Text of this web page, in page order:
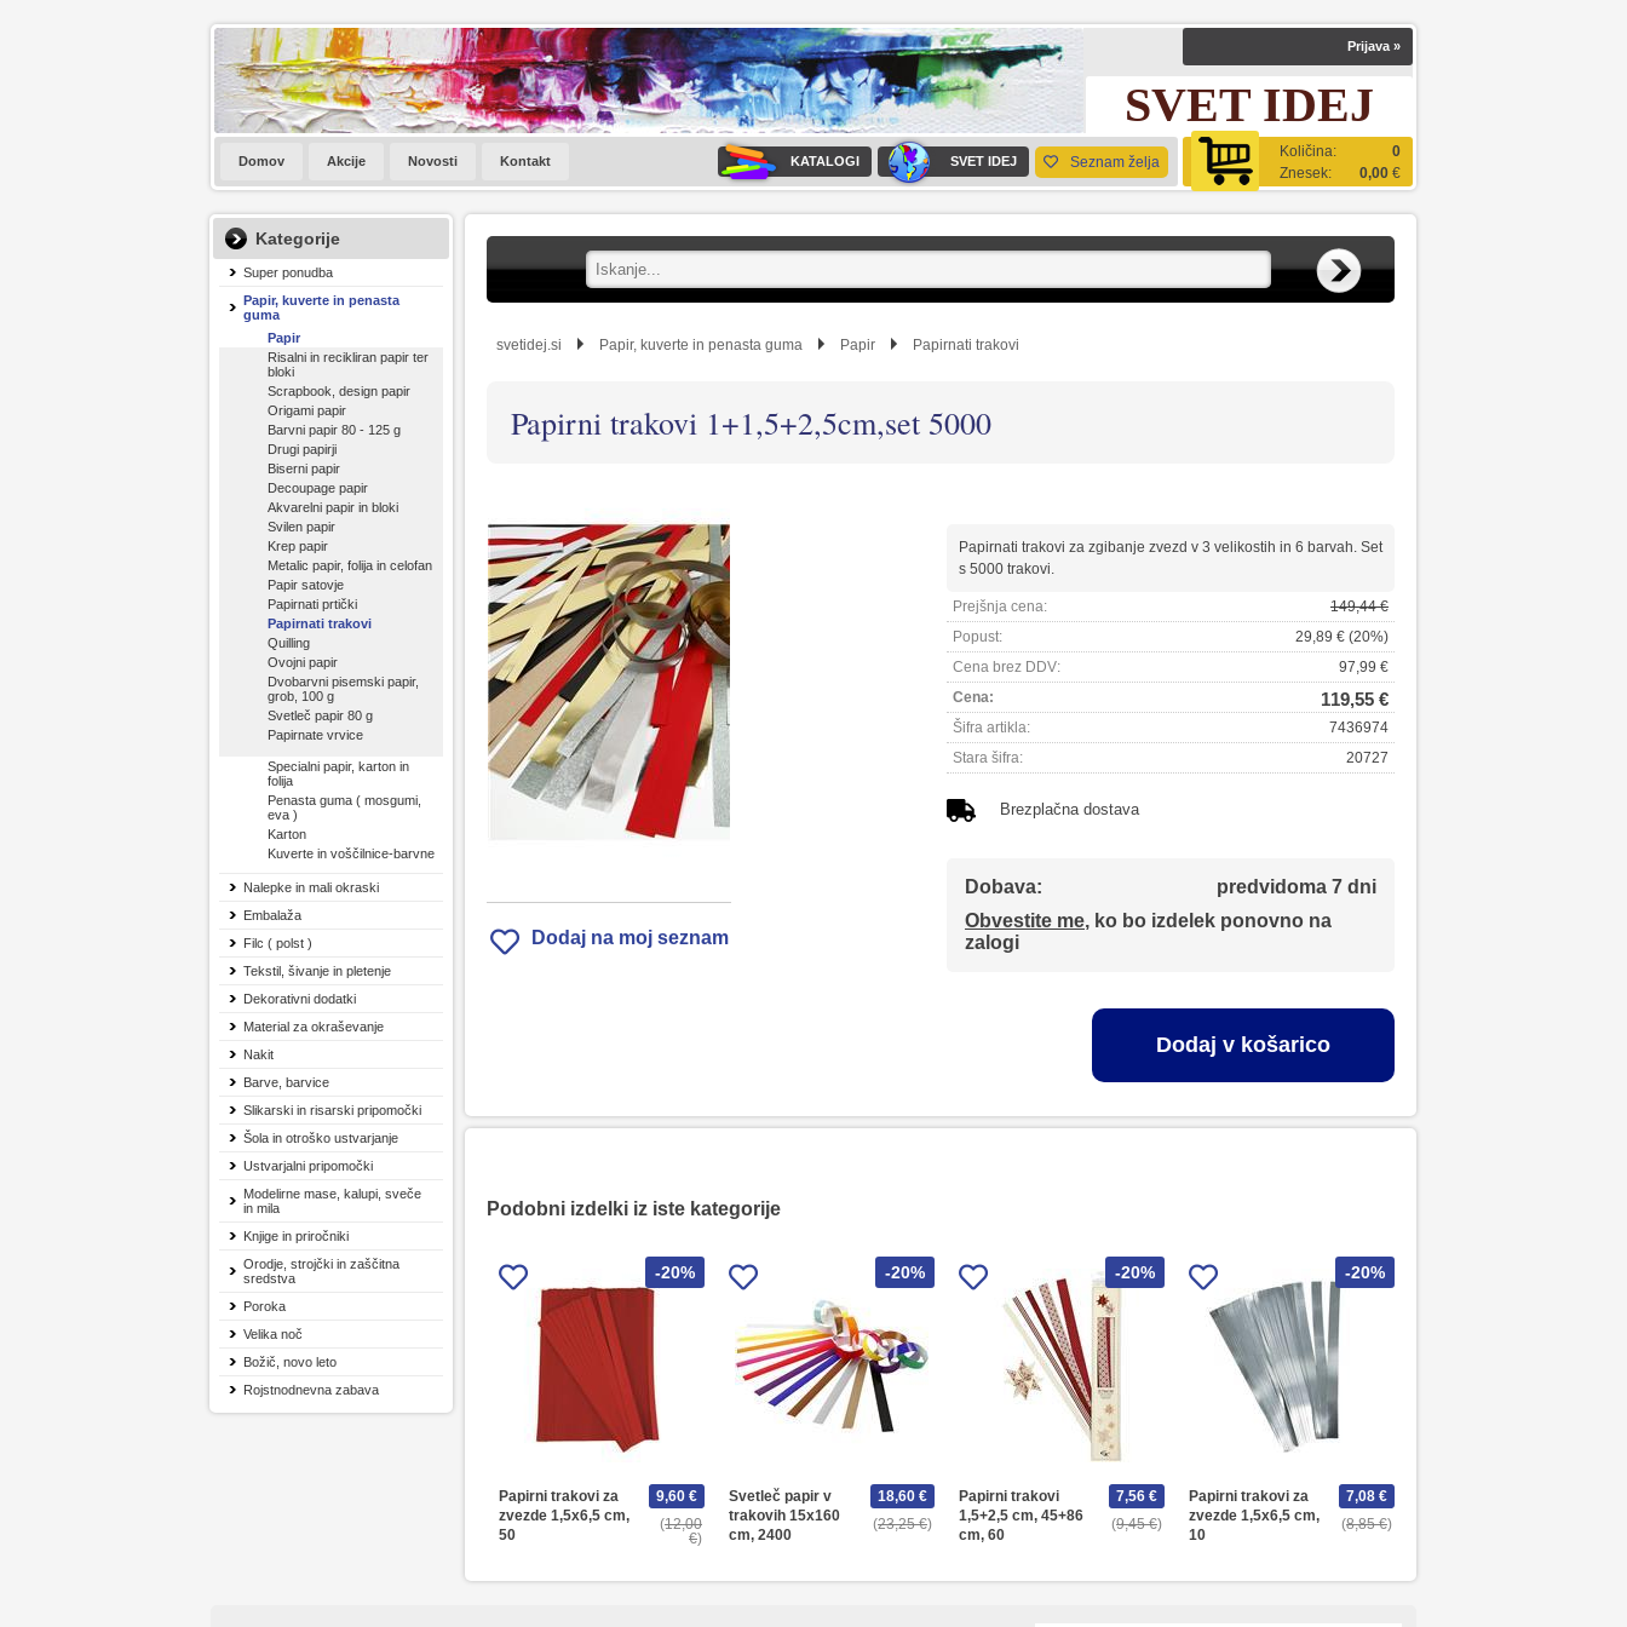
Prijava »
SVET IDEJ
Količina:
0
Znesek:
0,00 €
Domov Akcije Novosti Kontakt KATALOGI SVET IDEJ Seznam želja
Kategorije
Super ponudba
Papir, kuverte in penasta
guma
Papir
Risalni in recikliran papir ter
bloki
Scrapbook, design papir
Origami papir
Barvni papir 80 - 125 g
Drugi papirji
Biserni papir
Decoupage papir
Akvarelni papir in bloki
Svilen papir
Krep papir
Metalic papir, folija in celofan
Papir satovje
Papirnati prtički
Papirnati trakovi
Quilling
Ovojni papir
Dvobarvni pisemski papir,
grob, 100 g
Svetleč papir 80 g
Papirnate vrvice
Specialni papir, karton in
folija
Penasta guma ( mosgumi,
eva )
Karton
Kuverte in voščilnice-barvne
Nalepke in mali okraski
Embalaža
Filc ( polst )
Tekstil, šivanje in pletenje
Dekorativni dodatki
Material za okraševanje
Nakit
Barve, barvice
Slikarski in risarski pripomočki
Šola in otroško ustvarjanje
Ustvarjalni pripomočki
Modelirne mase, kalupi, sveče
in mila
Knjige in priročniki
Orodje, strojčki in zaščitna
sredstva
Poroka
Velika noč
Božič, novo leto
Rojstnodnevna zabava
svetidej.si Papir, kuverte in penasta guma Papir Papirnati trakovi
Papirni trakovi 1+1,5+2,5cm,set 5000
Dodaj na moj seznam
Papirnati trakovi za zgibanje zvezd v 3 velikostih in 6 barvah. Set
s 5000 trakovi.
Prejšnja cena:
149,44 €
Popust:
29,89 € (20%)
Cena brez DDV:
97,99 €
Cena:
119,55 €
Šifra artikla:
7436974
Stara šifra:
20727
Brezplačna dostava
Dobava:
predvidoma 7 dni
Obvestite me, ko bo izdelek ponovno na
zalogi
Dodaj v košarico
Podobni izdelki iz iste kategorije
-20%
Papirni trakovi za
zvezde 1,5x6,5 cm,
50
12,00
€
9,60 €
-20%
Svetleč papir v
trakovih 15x160
cm, 2400
23,25 €
18,60 €
-20%
Papirni trakovi
1,5+2,5 cm, 45+86
cm, 60
9,45 €
7,56 €
-20%
Papirni trakovi za
zvezde 1,5x6,5 cm,
10
8,85 €
7,08 €